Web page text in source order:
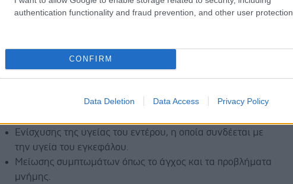
authentication functionality and fraud prevention, and other user protection.
CONFIRM
Data Deletion Data Access Privacy Policy
ντοπαμίνη. Επηρεάζονται επίσης τα μιτοχόνδρια—οι
Η κετογονική δίαιτα μπορεί να βοηθήσει μέσω:
Μείωσης της φλεγμονής στον εγκέφαλο.
Βελτίωσης της παραγωγής ενέργειας και μείωσης του
Ενίσχυσης της υγείας του εντέρου, η οποία συνδέεται με
την υγεία του εγκεφάλου.
Μείωσης συμπτωμάτων όπως το άγχος και τα προβλήματα
μνήμης.